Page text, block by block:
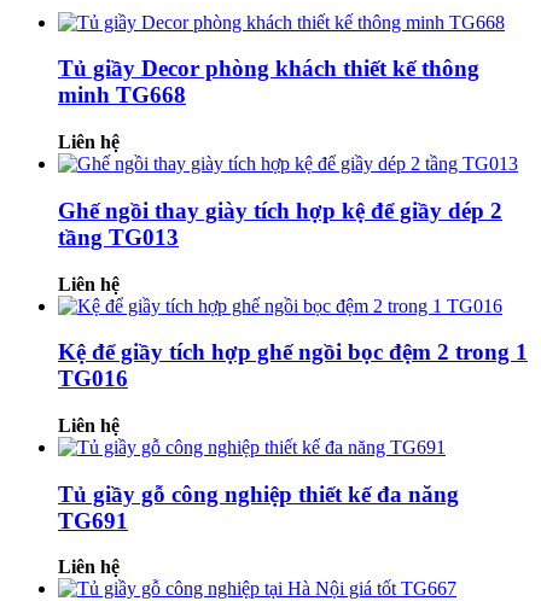
Tủ giầy Decor phòng khách thiết kế thông
minh TG668
Liên hệ
Ghế ngồi thay giày tích hợp kệ để giầy dép 2
tầng TG013
Liên hệ
Kệ để giầy tích hợp ghế ngồi bọc đệm 2 trong 1
TG016
Liên hệ
Tủ giầy gỗ công nghiệp thiết kế đa năng
TG691
Liên hệ